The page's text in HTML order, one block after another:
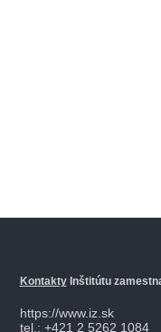
KontaktyInštitútu
https://www.iz.sk
tel.: +421 2 5262 1084